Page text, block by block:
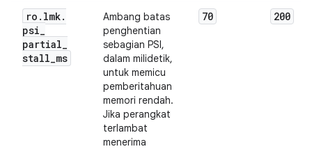
ro . lmk.
psi_
partial_
stall_ms
Ambang batas
penghentian
sebagian PSI,
dalam milidetik,
untuk memicu
pemberitahuan
memori rendah.
Jika perangkat
terlambat
menerima
70 200